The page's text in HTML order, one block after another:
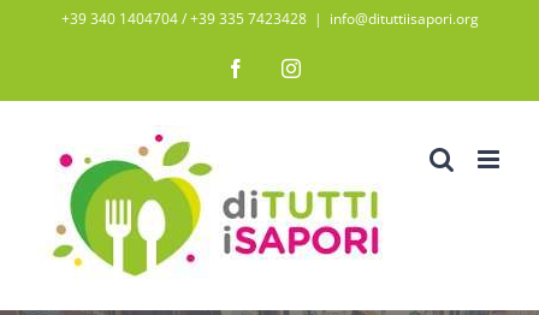
contenuto
+39 340 1404704 / ‭+39 335 7423428‬ | info@dituttiisapori.org
FacebookInstagram